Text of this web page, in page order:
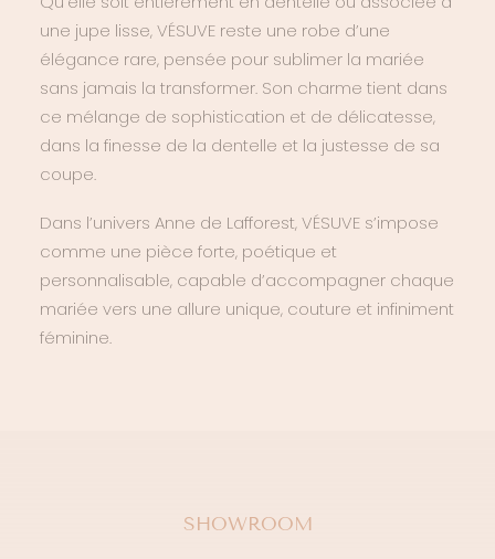
une jupe lisse, VÉSUVE reste une robe d’une
élégance rare, pensée pour sublimer la mariée
sans jamais la transformer. Son charme tient dans
ce mélange de sophistication et de délicatesse,
dans la finesse de la dentelle et la justesse de sa
coupe.
Dans l’univers Anne de Lafforest, VÉSUVE s’impose
comme une pièce forte, poétique et
personnalisable, capable d’accompagner chaque
mariée vers une allure unique, couture et infiniment
féminine.
SHOWROOM